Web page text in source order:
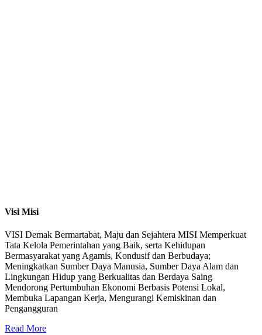
Visi Misi
VISI Demak Bermartabat, Maju dan Sejahtera MISI Memperkuat
Tata Kelola Pemerintahan yang Baik, serta Kehidupan
Bermasyarakat yang Agamis, Kondusif dan Berbudaya;
Meningkatkan Sumber Daya Manusia, Sumber Daya Alam dan
Lingkungan Hidup yang Berkualitas dan Berdaya Saing
Mendorong Pertumbuhan Ekonomi Berbasis Potensi Lokal,
Membuka Lapangan Kerja, Mengurangi Kemiskinan dan
Pengangguran
Read More